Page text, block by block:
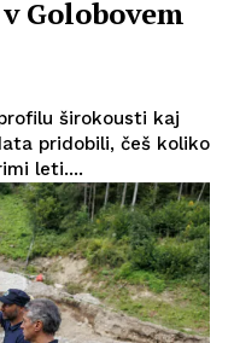
Golobovem
širokousti kaj
pridobili, češ koliko
leti....